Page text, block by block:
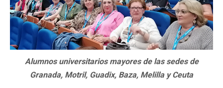
Alumnos universitarios mayores de las sedes de
Granada, Motril, Guadix, Baza, Melilla y Ceuta